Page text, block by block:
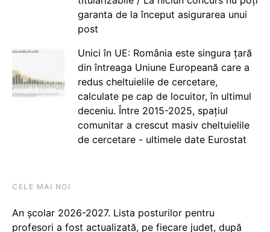
garanta de la început asigurarea unui
post
Unici în UE: România este singura țară
din întreaga Uniune Europeană care a
redus cheltuielile de cercetare,
calculate pe cap de locuitor, în ultimul
deceniu. Între 2015-2025, spațiul
comunitar a crescut masiv cheltuielile
de cercetare - ultimele date Eurostat
CELE MAI NOI
An școlar 2026-2027. Lista posturilor pentru
profesori a fost actualizată, pe fiecare județ, după